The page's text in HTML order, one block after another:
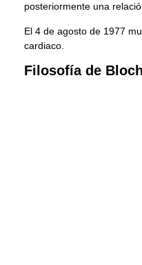
posteriormente una
El 4 de agosto de 1977
cardiaco.
Filosofía de Bloch